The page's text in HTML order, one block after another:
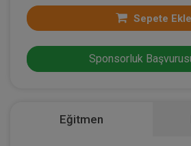
Sepete Ekle
Sponsorluk
Eğitmen